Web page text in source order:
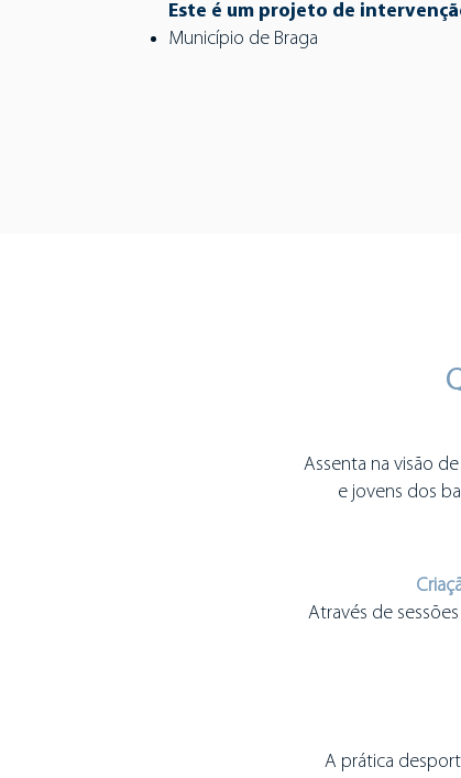
Este é um projeto de
Município de Braga
Assenta na visão
e jovens dos
Através de
A prática